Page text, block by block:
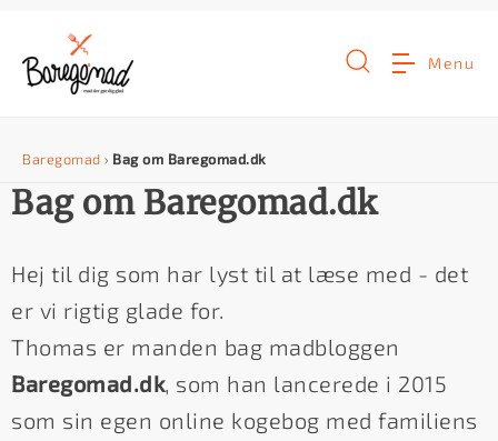
h
o
Menu
Baregomad › Bag om Baregomad.dk
Bag om Baregomad.dk
Hej til dig som har lyst til at læse med - det
er vi rigtig glade for.
Thomas er manden bag madbloggen
Baregomad.dk, som han lancerede i 2015
som sin egen online kogebog med familiens